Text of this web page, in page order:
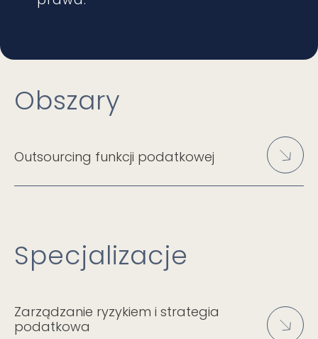
Obszary
Outsourcing funkcji podatkowej
Specjalizacje
Zarządzanie ryzykiem i strategia
podatkowa